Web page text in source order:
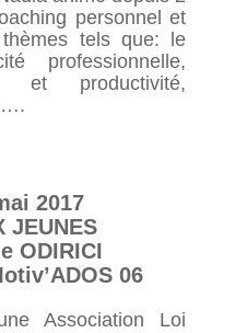
personnel et
tels que: le
professionnelle,
et productivité,
2017
JEUNES
ODIRICI
06
Association Loi